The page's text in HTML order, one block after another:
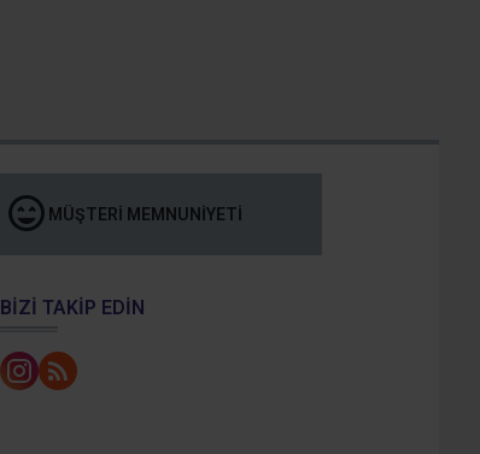
MÜŞTERI MEMNUNIYETI
BIZI TAKIP EDIN